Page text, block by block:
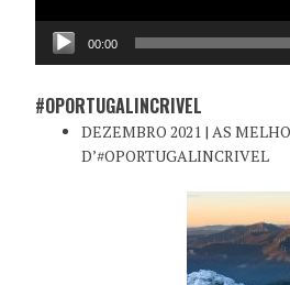
00:00
#OPORTUGALINCRIVEL
DEZEMBRO 2021 | AS
D’#OPORTUGALINCRIVEL